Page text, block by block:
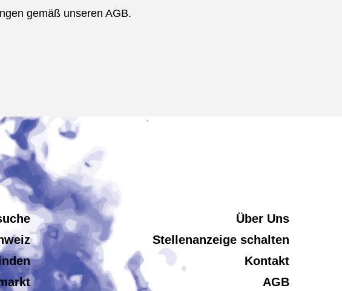
gemäß unseren AGB.
Über Uns
Stellenanzeige schalten
Kontakt
AGB